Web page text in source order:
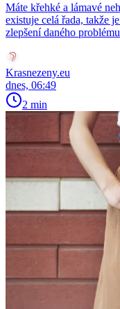
Máte křehké a lámavé
existuje celá řada, takže
zlepšení daného
Krasnezeny.eu
dnes, 06:49
2 min